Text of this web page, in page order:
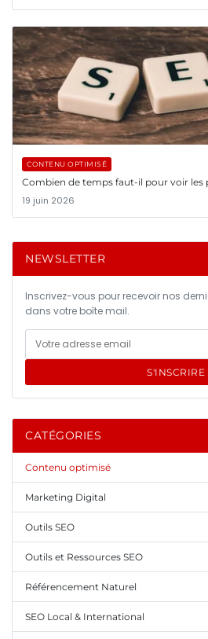
CONTENU OPTIMISÉ
Combien de temps faut-il pour voir les
19 juin 2026
NEWSLETTER
Inscrivez-vous pour recevoir nos
dans votre boîte mail.
S'INSCRIRE
CATÉGORIES
Contenu optimisé
Marketing Digital
Outils SEO
Outils et Ressources SEO
Référencement Naturel
SEO Local & International